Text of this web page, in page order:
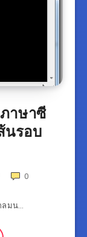
าษาซี
นรอบ
0
ลมน…